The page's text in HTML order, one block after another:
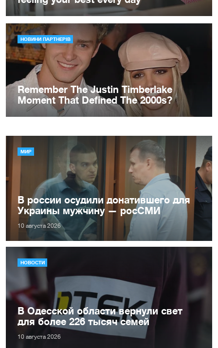
МИР
В россии осудили донатившего для
Украины мужчину — росСМИ
10 августа 2026
НОВОСТИ
В Одесской области вернули свет
для более 226 тысяч семей
10 августа 2026